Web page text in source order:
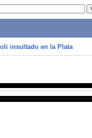
insultado en la Plata